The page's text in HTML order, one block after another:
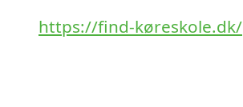
https://find-køreskole.dk/